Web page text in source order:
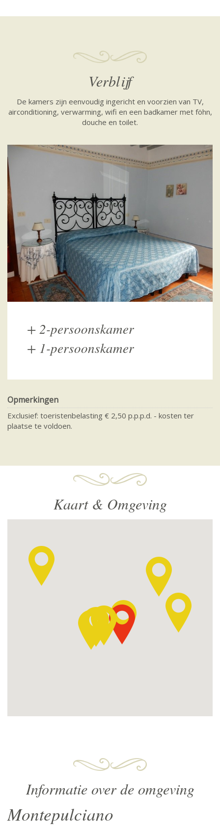
Verblijf
De kamers zijn eenvoudig ingericht en voorzien van TV,
airconditioning, verwarming, wifi en een badkamer met föhn,
douche en toilet.
+ 2-persoonskamer
+ 1-persoonskamer
Opmerkingen
Exclusief: toeristenbelasting € 2,50 p.p.p.d. - kosten ter
plaatse te voldoen.
Kaart & Omgeving
Informatie over de omgeving
Montepulciano